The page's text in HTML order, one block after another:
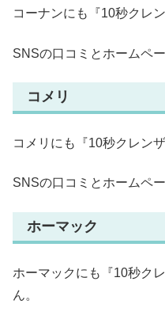
コーナンにも『10秒クレ
SNSの口コミとホームペ
コメリ
コメリにも『10秒クレン
SNSの口コミとホームペ
ホーマック
ホーマックにも『10秒ク
ん。